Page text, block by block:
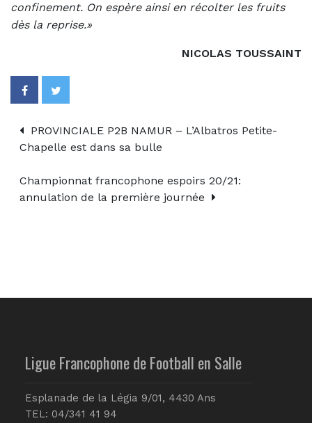
confinement. On espère ainsi en récolter les fruits
dès la reprise.»
NICOLAS TOUSSAINT
PROVINCIALE P2B NAMUR – L’Albatros Petite-
Chapelle est dans sa bulle
Championnat francophone espoirs 20/21:
annulation de la première journée
Ligue Francophone de Football en Salle
Esplanade de la Légia 9/01, 4430 Ans
TEL: 04/341 41 94